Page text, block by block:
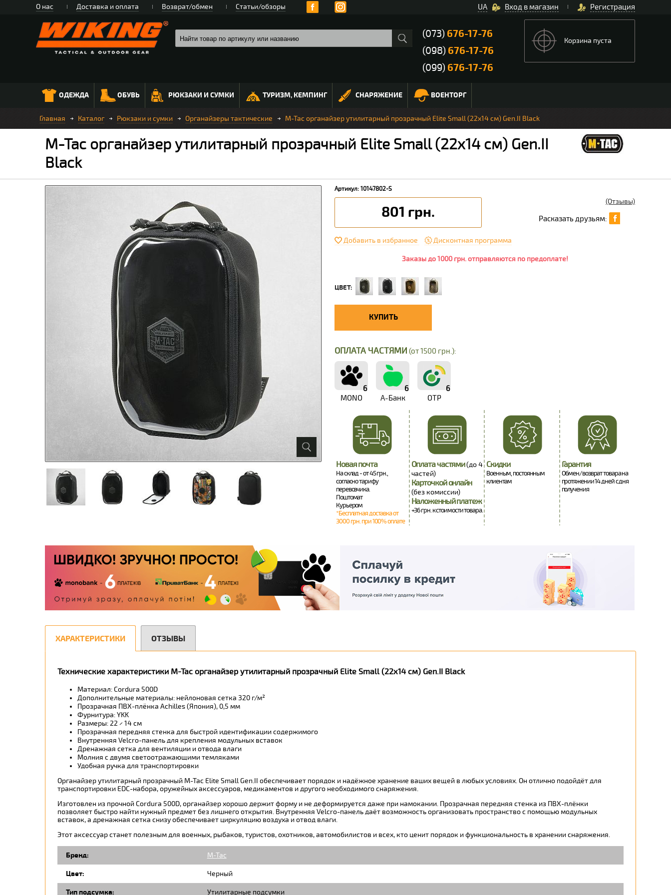
О нас Доставка и оплата Возврат/обмен Статьи/обзоры Вход в магазин Регистрация
UA
(073) 676-17-76
(098) 676-17-76
(099) 676-17-76
Корзина пуста
ОДЕЖДА ОБУВЬ РЮКЗАКИ И СУМКИ ТУРИЗМ, КЕМПИНГ СНАРЯЖЕНИЕ ВОЕНТОРГ
Главная Каталог Рюкзаки и сумки Органайзеры тактические M-Tac органайзер утилитарный прозрачный Elite Small (22х14 см) Gen.II Black
M-Tac органайзер утилитарный прозрачный Elite Small (22х14 см) Gen.II
Black
Артикул: 10147802-S
801 грн.
(Отзывы)
Расказать друзьям:
Добавить в избранное Дисконтная программа
Заказы до 1000 грн. отправляются по предоплате!
ЦВЕТ:
КУПИТЬ
ОПЛАТА ЧАСТЯМИ (от 1500 грн.):
6
MONO
6
А-Банк
6
OTP
Новая почта
На склад - от 45 грн.,
согласно тарифу
перевозчика.
Поштомат
Курьером
*Бесплатная доставка от
3000 грн. при 100% оплате
Оплата частями(до 4
частей)
Карточкой онлайн
(без комиссии)
Наложенный платеж
+36 грн. к стоимости товара.
Скидки
Военным, постоянным
клиентам
Гарантия
Обмен/возврат товара на
протяжении 14 дней с дня
получения
ХАРАКТЕРИСТИКИ
Технические характеристики M-Tac органайзер утилитарный прозрачный Elite Small (22х14 см) Gen.II Black
Материал: Cordura 500D
Дополнительные материалы: нейлоновая сетка 320 г/м²
Прозрачная ПВХ-плёнка Achilles (Япония), 0,5 мм
Фурнитура: YKK
Размеры: 22 × 14 см
Прозрачная передняя стенка для быстрой идентификации содержимого
Внутренняя Velcro-панель для крепления модульных вставок
Дренажная сетка для вентиляции и отвода влаги
Молния с двумя светоотражающими темляками
Удобная ручка для транспортировки
Органайзер утилитарный прозрачный M-Tac Elite Small Gen.II обеспечивает порядок и надёжное хранение ваших вещей в любых условиях. Он отлично подойдёт для
транспортировки EDC-набора, оружейных аксессуаров, медикаментов и другого необходимого снаряжения.
Изготовлен из прочной Cordura 500D, органайзер хорошо держит форму и не деформируется даже при намокании. Прозрачная передняя стенка из ПВХ-плёнки
позволяет быстро найти нужный предмет без лишнего открытия. Внутренняя Velcro-панель даёт возможность организовать пространство с помощью модульных
вставок, а дренажная сетка снизу обеспечивает циркуляцию воздуха и отвод влаги.
Этот аксессуар станет полезным для военных, рыбаков, туристов, охотников, автомобилистов и всех, кто ценит порядок и функциональность в хранении снаряжения.
Бренд: M-Tac
Цвет: Черный
Тип подсумка: Утилитарные подсумки
ОТЗЫВЫ